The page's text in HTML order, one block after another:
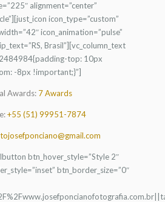
alignment=”center”
icon_type=”custom”
icon_animation=”pulse”
Brasil”][vc_column_text
top: 10px
-8px !important;}”]
Awards:7 Awards
+55 (51) 99951-7874
btn_hover_style=”Style 2″
btn_border_size=”0″